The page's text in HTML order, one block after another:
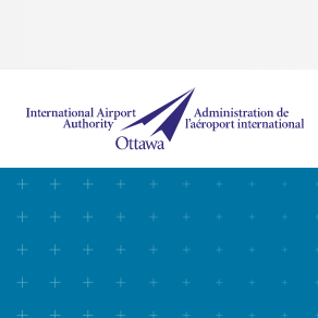
Administration de l’aéroport